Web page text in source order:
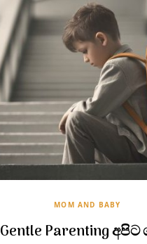
MOM AND BABY
Gentle Parenting